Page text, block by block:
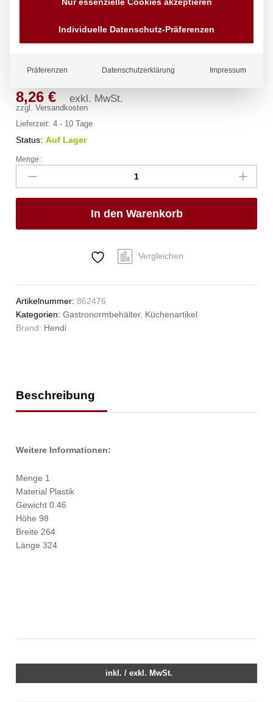
Gastronorm-Behälter 1/2, HENDI,
GN 1/2, 6,5L, Weiß,
325x265x(H)100mm
Marke:
8,26€ exkl. MwSt.
zzgl.Versandkosten
Lieferzeit:4 - 10 Tage
Status: Auf Lager
Gastronorm-
Behälter
1/2,
HENDI,
1/2,
Anzahl
Menge:
In den Warenkorb
Vergleichen
Artikelnummer:862476
Kategorien:Gastronormbehälter, Küchenartikel
Brand: Hendi
Beschreibung
Weitere Informationen:
Menge 1
Material Plastik
Gewicht 0.46
Höhe 98
Breite 264
Länge 324
inkl. / exkl. MwSt.
Nur essenzielle Cookies akzeptieren
Individuelle Datenschutz-Präferenzen
Präferenzen Datenschutzerklärung Impressum